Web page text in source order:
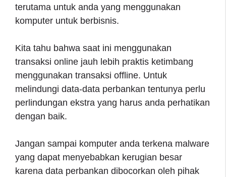
terutama untuk anda yang menggunakan
komputer untuk berbisnis.
Kita tahu bahwa saat ini menggunakan
transaksi online jauh lebih praktis ketimbang
menggunakan transaksi offline. Untuk
melindungi data-data perbankan tentunya perlu
perlindungan ekstra yang harus anda perhatikan
dengan baik.
Jangan sampai komputer anda terkena malware
yang dapat menyebabkan kerugian besar
karena data perbankan dibocorkan oleh pihak